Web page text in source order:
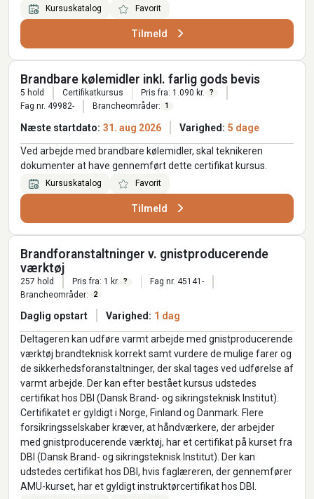
Kursuskatalog Favorit
Tilmeld
Brandbare kølemidler inkl. farlig gods bevis
5 hold Certifikatkursus Pris fra: 1.090 kr. ?
Fag nr. 49982- Brancheområder: 1
Næste startdato: 31. aug 2026 Varighed: 5 dage
Ved arbejde med brandbare kølemidler, skal teknikeren
dokumenter at have gennemført dette certifikat kursus.
Kursuskatalog Favorit
Tilmeld
Brandforanstaltninger v. gnistproducerende
værktøj
257 hold Pris fra: 1 kr. ?
Fag nr. 45141-
Brancheområder:
2
Daglig opstart Varighed: 1 dag
Deltageren kan udføre varmt arbejde med gnistproducerende
værktøj brandteknisk korrekt samt vurdere de mulige farer og
de sikkerhedsforanstaltninger, der skal tages ved udførelse af
varmt arbejde. Der kan efter bestået kursus udstedes
certifikat hos DBI (Dansk Brand- og sikringsteknisk Institut).
Certifikatet er gyldigt i Norge, Finland og Danmark. Flere
forsikringsselskaber kræver, at håndværkere, der arbejder
med gnistproducerende værktøj, har et certifikat på kurset fra
DBI (Dansk Brand- og sikringsteknisk Institut). Der kan
udstedes certifikat hos DBI, hvis faglæreren, der gennemfører
AMU-kurset, har et gyldigt instruktørcertifikat hos DBI.